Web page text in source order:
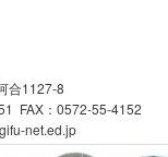
合1127-8
FAX：0572-55-4152
net.ed.jp